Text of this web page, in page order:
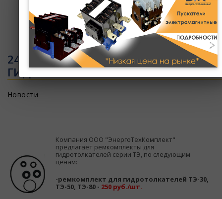
Ваша корзина пуста
24.04.2014 - РЕМКОМПЛЕКТЫ ДЛЯ
ГИДРОТОЛКАТЕЛЕЙ!
Новости
Компания ООО "ЭнергоТехКомплект"
предлагает ремкомплекты для
гидротолкателей серии ТЭ, по следующим
ценам:
-ремкомплект для гидротолкателей ТЭ-30,
ТЭ-50, ТЭ-80 - 250 руб./шт.